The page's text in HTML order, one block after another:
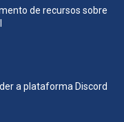
de recursos sobre
a plataforma Discord